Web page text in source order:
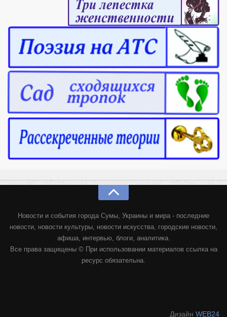
Новости и события города Сумы, Украины и мира - последние
новости, новости культуры, новости искусства, городские новости,
афиша, интервью, блоги, аналитика.
Все права защищены © При использовании материалов ссылка на
ресурс обязательна.
Дизайн WEB24